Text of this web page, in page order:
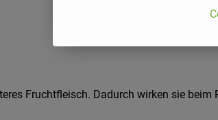
Fruchtfleisch. Dadurch wirken sie